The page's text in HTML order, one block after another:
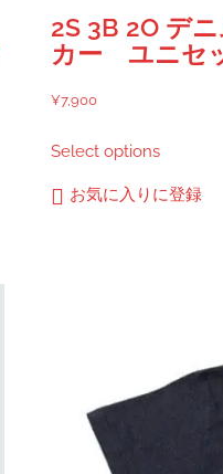
2S 3B 2O デ
カー ユニセ
¥7,900
Select optionsの
商
お気に入りに登録